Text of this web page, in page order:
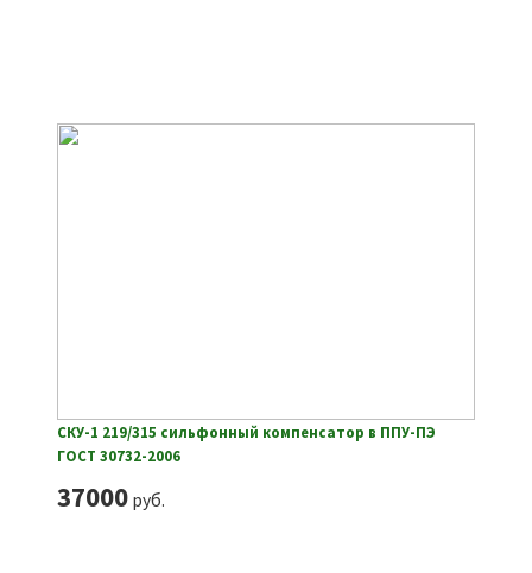
СКУ-1 219/315 сильфонный компенсатор в ППУ-ПЭ
ГОСТ 30732-2006
37000руб.